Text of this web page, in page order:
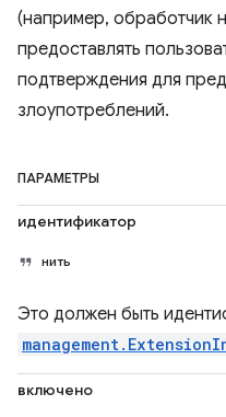
(например, обработчик
предоставлять
подтверждения для
злоупотреблений.
ПАРАМЕТРЫ
идентификатор
нить
Это должен быть
включено